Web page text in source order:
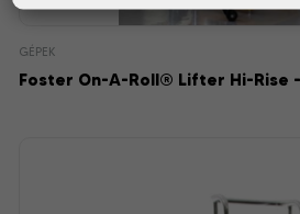
GÉPEK
Foster On-A-Roll® Lifter Hi-Rise